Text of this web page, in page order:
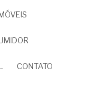
CONTATO